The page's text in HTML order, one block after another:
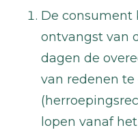
De consument
ontvangst van
dagen de
van redenen
lopen vanaf